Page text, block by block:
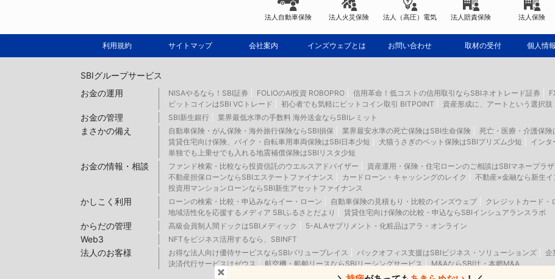
法人自動車保険 法人火災保険 法人（高圧）電気 法人賠責保険 法人保険
利用規約 サイトマップ 会社案内 インズウェブとは お問い合わせ 取材の受付 個人情
SBIグループサービス
お金の運用
NISAやるなら！SBI証券 FOLIOのAI投資 ROBOPRO 信用革命！低コストの信用取引ならSBIネオトレード証券
ビットコインはSBI VCトレード
初心者でも気軽にビットコイン取引 BITPOINT 資産形成に、アートという選択
お金の管理 SBI新生銀行 業界最低水準の手数料 海外送金ならSBIレミット
まさかの備え 自動車保険・がん保険・海外旅行保険ならSBI損保 業界最安水準の死亡保険はSBI生命保険
死亡・医療・介護保険
賃貸住宅向け保険、バイク・自転車用車両保険はSBI日本少短
犬猫うさぎのペット保険はSBIプリズム少短
インタ
単独でも上乗せでも入れる地震補償保険はSBIリスタ少短
お金の情報・相談 ファンド検索・比較なら投資信託のウエルスアドバイザー 資産運用・保険・住宅ローンのご相談はSBIマネープラザ
不動産担保ローンならSBIエステートファイナンス
カードローン・キャッシングのレイク
不動産×金融なら新生
投資用マンションローンならSBI新生アセットファイナンス
かしこく利用 ローンの検索・比較・申込みならイー・ローン 自動車保険の見積もり・比較のインズウェブ
クレジットカード・
地域活性化を応援するメディア SBIふるさとだより
賃貸住宅向け保険の比較・申込ならSBIインシュアランスラボ
からだの管理 高級会員制人間ドックはSBIメディック 5-ALAサプリメント・化粧品はアラ・オンライン
Web3 NFTをビジネス活用するなら、SBINFT
法人のお客様 お得な法人向け優待サービスならSBIバリュープレイス バックオフィス支援はSBIビジネス・ソリューションズ
企
決済代行サービスはゼウス
航空機・船舶リースならSBIリーシングサービス M&AならSBI辻・本郷M&A